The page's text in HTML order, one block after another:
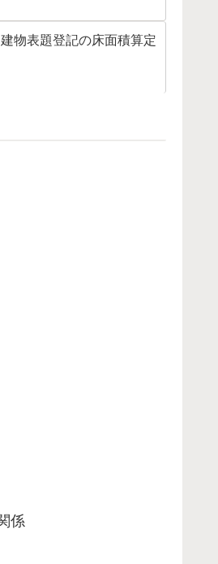
建物表題登記の床面積算定
係